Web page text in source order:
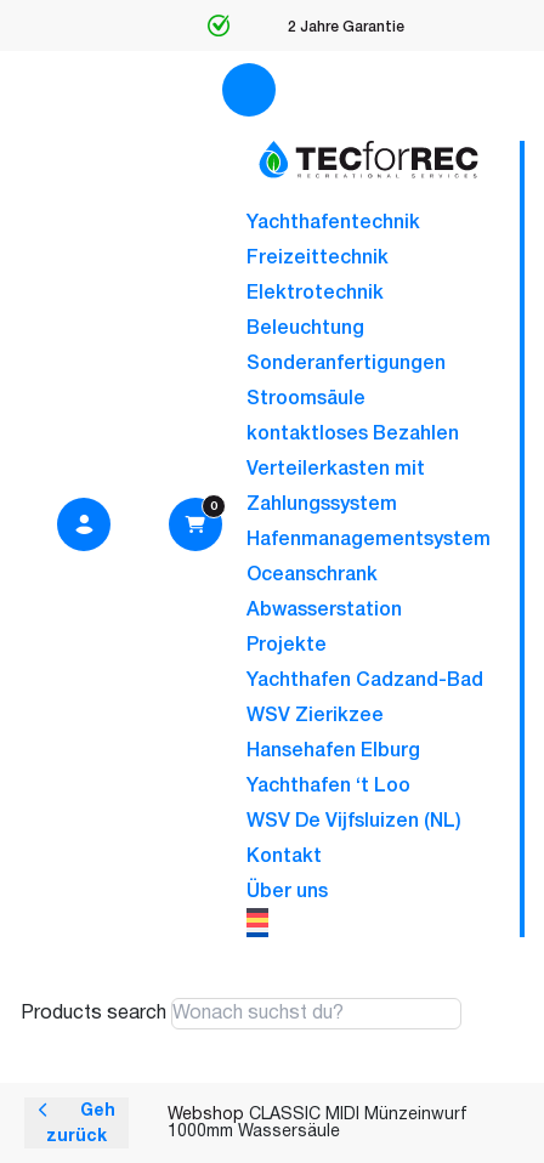
2 Jahre Garantie
Products search
0
Yachthafentechnik
Freizeittechnik
Elektrotechnik
Beleuchtung
Sonderanfertigungen
Stroomsäule
kontaktloses Bezahlen
Verteilerkasten mit
Zahlungssystem
Hafenmanagementsystem
Oceanschrank
Abwasserstation
Projekte
Yachthafen Cadzand-Bad
WSV Zierikzee
Hansehafen Elburg
Yachthafen ‘t Loo
WSV De Vijfsluizen (NL)
Kontakt
Über uns
zurück
Webshop CLASSIC MIDI Münzeinwurf
1000mm Wassersäule